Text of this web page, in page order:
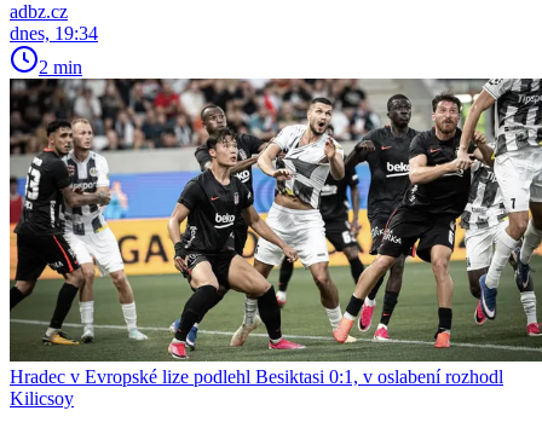
adbz.cz
dnes, 19:34
2 min
Hradec v Evropské lize podlehl Besiktasi 0:1, v oslabení rozhodl
Kilicsoy